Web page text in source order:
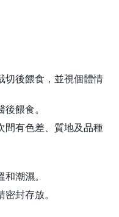
切後餵食，並視個體情
餵食。
間有色差、質地及品種
潮濕。
密封存放。